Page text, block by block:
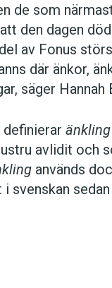
de som
den dagen
av Fonus
där änkor,
säger Hannah
definierar änkling
av­lidit och
används
svenskan